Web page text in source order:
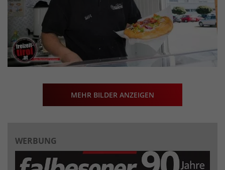
MEHR BILDER ANZEIGEN
WERBUNG